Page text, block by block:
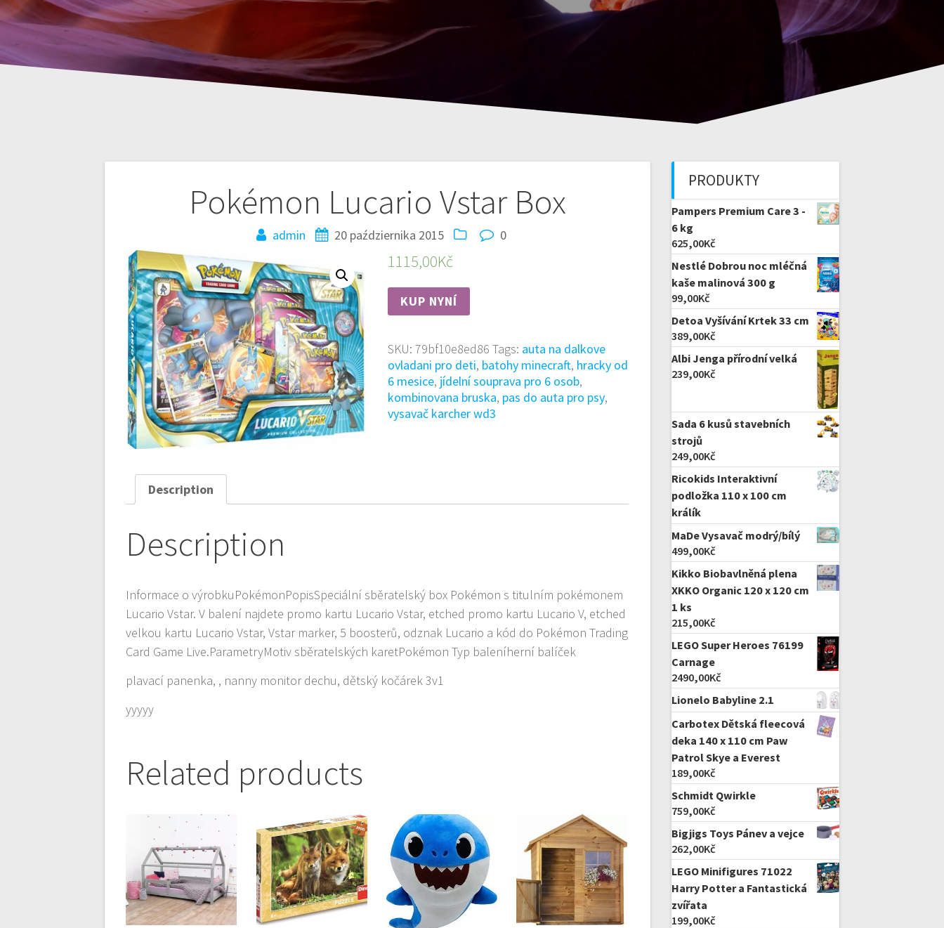
Pokémon Lucario Vstar Box
admin 20 października 2015 0
1115,00Kč
KUP NYNÍ
SKU: 79bf10e8ed86 Tags: auta na dalkove
ovladani pro deti, batohy minecraft, hracky od
6 mesice, jídelní souprava pro 6 osob,
kombinovana bruska, pas do auta pro psy,
vysavač karcher wd3
Description
Description
Informace o výrobkuPokémonPopisSpeciální sběratelský box Pokémon s titulním pokémonem
Lucario Vstar. V balení najdete promo kartu Lucario Vstar, etched promo kartu Lucario V, etched
velkou kartu Lucario Vstar, Vstar marker, 5 boosterů, odznak Lucario a kód do Pokémon Trading
Card Game Live.ParametryMotiv sběratelských karetPokémon Typ baleníherní balíček
plavací panenka, , nanny monitor dechu, dětský kočárek 3v1
yyyyy
Related products
Nawigacja
PRODUKTY
Pampers Premium Care 3 -
6 kg
625,00Kč
Nestlé Dobrou noc mléčná
kaše malinová 300 g
99,00Kč
Detoa Vyšívání Krtek 33 cm
389,00Kč
Albi Jenga přírodní velká
239,00Kč
Sada 6 kusů stavebních
strojů
249,00Kč
Ricokids Interaktivní
podložka 110 x 100 cm
králík
MaDe Vysavač modrý/bílý
499,00Kč
Kikko Biobavlněná plena
XKKO Organic 120 x 120 cm
1 ks
215,00Kč
LEGO Super Heroes 76199
Carnage
2490,00Kč
Lionelo Babyline 2.1
Carbotex Dětská fleecová
deka 140 x 110 cm Paw
Patrol Skye a Everest
189,00Kč
Schmidt Qwirkle
759,00Kč
Bigjigs Toys Pánev a vejce
262,00Kč
LEGO Minifigures 71022
Harry Potter a Fantastická
zvířata
199,00Kč